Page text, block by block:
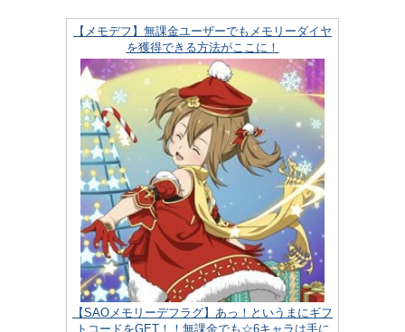
【メモデフ】無課金ユーザーでもメモリーダイヤ
を獲得できる方法がここに！
【SAOメモリーデフラグ】あっ！というまにギフ
トコードをGET！！無課金でも☆6キャラは手に